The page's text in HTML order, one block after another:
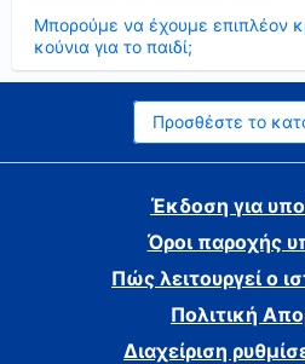
Μπορούμε να έχουμε επιπλέον
κούνια για το παιδί;
Προσθέστε το
Έκδοση για
Όροι παροχής
Πώς λειτουργεί ο
Πολιτική
Διαχείριση